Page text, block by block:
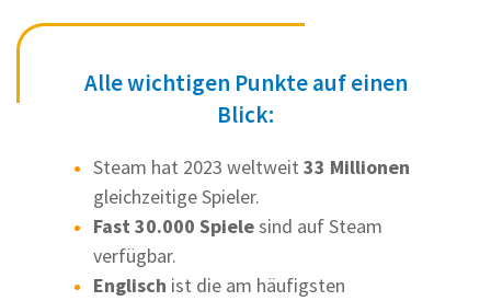
Alle wichtigen Punkte auf einen
Blick:
Steam hat 2023 weltweit 33 Millionen
gleichzeitige Spieler.
Fast 30.000 Spielesind auf Steam
verfügbar.
Englisch ist die am häufigsten